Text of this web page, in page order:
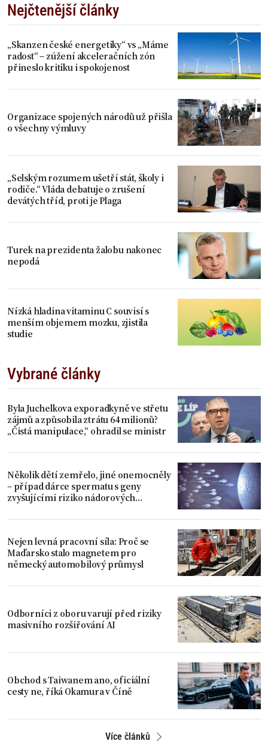
Nejčtenější články
„Skanzen české energetiky“ vs „Máme
radost“ – zúžení akceleračních zón
přineslo kritiku i spokojenost
Organizace spojených národů už přišla
o všechny výmluvy
„Selským rozumem ušetří stát, školy i
rodiče.“ Vláda debatuje o zrušení
devátých tříd, proti je Plaga
Turek na prezidenta žalobu nakonec
nepodá
Nízká hladina vitaminu C souvisí s
menším objemem mozku, zjistila
studie
Vybrané články
Byla Juchelkova exporadkyně ve střetu
zájmů a způsobila ztrátu 64 milionů?
„Čistá manipulace,“ ohradil se ministr
Několik dětí zemřelo, jiné onemocněly
– případ dárce spermatu s geny
zvyšujícími riziko nádorových
Nejen levná pracovní síla: Proč se
Maďarsko stalo magnetem pro
německý automobilový průmysl
Odborníci z oboru varují před riziky
masivního rozšiřování AI
Obchod s Taiwanem ano, oficiální
cesty ne, říká Okamura v Číně
Více článků